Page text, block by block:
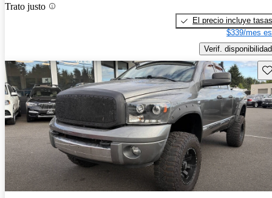
Trato justo
El precio incluye tasas
$339/mes
Verif. disponibilidad